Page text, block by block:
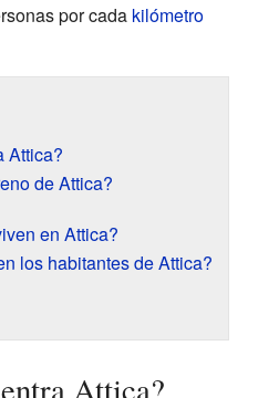
por cada kilómetro
Attica?
de Attica?
en Attica?
los habitantes de Attica?
Attica?